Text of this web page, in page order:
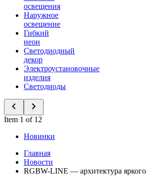
освещения
Наружное
освещение
Гибкий
неон
Светодиодный
декор
Электроустановочные
изделия
Светодиоды
Item 1 of 12
Новинки
Главная
Новости
RGBW-LINE — архитектура